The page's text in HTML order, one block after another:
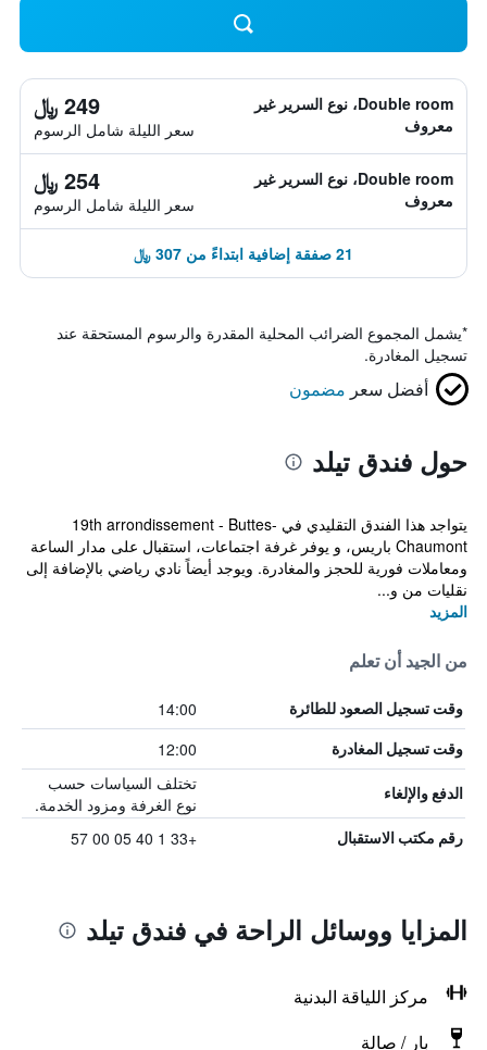
Double room، نوع السرير غير
معروف
249 ﷼
سعر الليلة شامل الرسوم
Double room، نوع السرير غير
معروف
254 ﷼
سعر الليلة شامل الرسوم
21 صفقة إضافية ابتداءً من 307 ﷼
*يشمل المجموع الضرائب المحلية المقدرة والرسوم المستحقة عند
تسجيل المغادرة.
أفضل سعر مضمون
حول فندق تيلد
يتواجد هذا الفندق التقليدي في 19th arrondissement - Buttes-
Chaumont باريس، و يوفر غرفة اجتماعات، استقبال على مدار الساعة
ومعاملات فورية للحجز والمغادرة. ويوجد أيضاً نادي رياضي بالإضافة إلى
نقليات من و...
المزيد
من الجيد أن تعلم
وقت تسجيل الصعود للطائرة 14:00
وقت تسجيل المغادرة 12:00
الدفع والإلغاء
تختلف السياسات حسب
نوع الغرفة ومزود الخدمة.
رقم مكتب الاستقبال +33 1 40 05 00 57
المزايا ووسائل الراحة في فندق تيلد
مركز اللياقة البدنية
بار / صالة